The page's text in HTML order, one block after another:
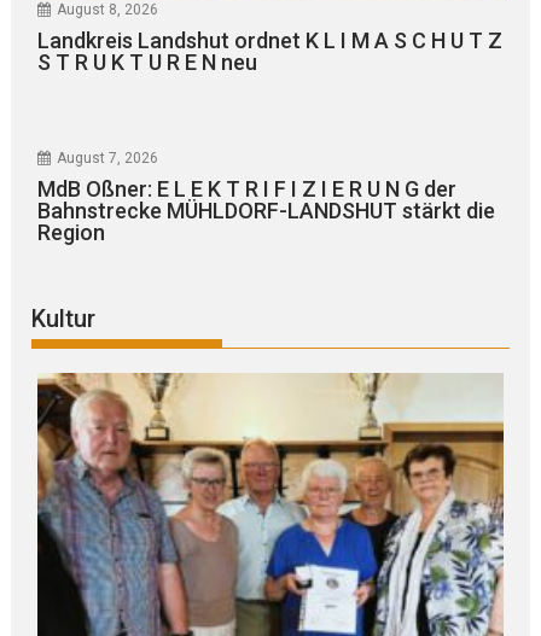
August 8, 2026
Landkreis Landshut ordnet K L I M A S C H U T Z
S T R U K T U R E N neu
August 7, 2026
MdB Oßner: E L E K T R I F I Z I E R U N G der
Bahnstrecke MÜHLDORF-LANDSHUT stärkt die
Region
Kultur